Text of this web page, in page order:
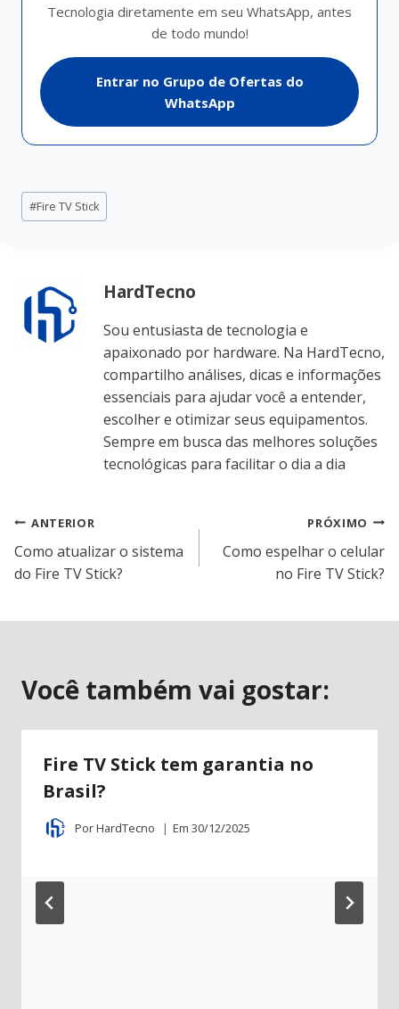
Tecnologia diretamente em seu WhatsApp, antes
de todo mundo!
Entrar no Grupo de Ofertas do
WhatsApp
Tags
do
#Fire TV Stick
HardTecno
Sou entusiasta de tecnologia e
apaixonado por hardware. Na HardTecno,
compartilho análises, dicas e informações
essenciais para ajudar você a entender,
escolher e otimizar seus equipamentos.
Sempre em busca das melhores soluções
tecnológicas para facilitar o dia a dia
Navegação
de
ANTERIOR
Como atualizar o sistema
do Fire TV Stick?
PRÓXIMO
Como espelhar o celular
no Fire TV Stick?
Você também vai gostar:
Fire TV Stick tem garantia no
Brasil?
PorHardTecno Em 30/12/2025